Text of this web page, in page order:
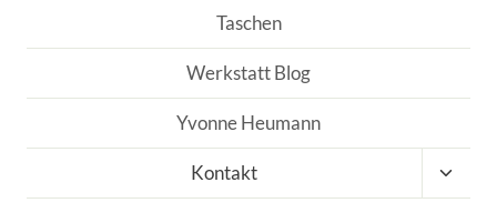
Taschen
Werkstatt Blog
Yvonne Heumann
Kontakt